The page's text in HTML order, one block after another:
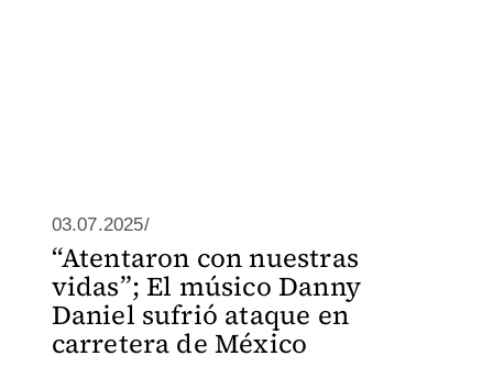
03.07.2025/
“Atentaron con nuestras
vidas”; El músico Danny
Daniel sufrió ataque en
carretera de México